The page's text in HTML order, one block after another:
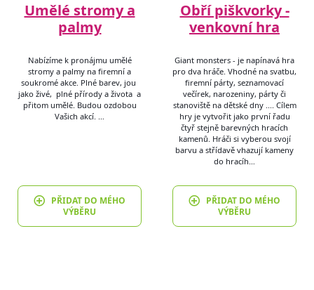
Umělé stromy a
palmy
Nabízíme k pronájmu umělé
stromy a palmy na firemní a
soukromé akce. Plné barev, jou
jako živé, plné přírody a života a
přitom umělé. Budou ozdobou
Vašich akcí. …
PŘIDAT DO MÉHO
VÝBĚRU
Obří piškvorky -
venkovní hra
Giant monsters - je napínavá hra
pro dva hráče. Vhodné na svatbu,
firemní párty, seznamovací
večírek, narozeniny, párty či
stanoviště na dětské dny .... Cílem
hry je vytvořit jako první řadu
čtyř stejně barevných hracích
kamenů. Hráči si vyberou svojí
barvu a střídavě vhazují kameny
do hracíh…
PŘIDAT DO MÉHO
VÝBĚRU